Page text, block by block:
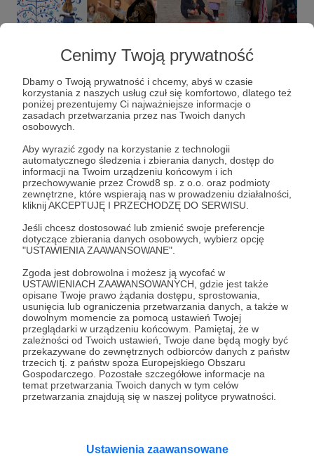
Cenimy Twoją prywatność
Dbamy o Twoją prywatność i chcemy, abyś w czasie
korzystania z naszych usług czuł się komfortowo, dlatego też
poniżej prezentujemy Ci najważniejsze informacje o
zasadach przetwarzania przez nas Twoich danych
osobowych.
Aby wyrazić zgody na korzystanie z technologii
automatycznego śledzenia i zbierania danych, dostęp do
informacji na Twoim urządzeniu końcowym i ich
przechowywanie przez Crowd8 sp. z o.o. oraz podmioty
zewnętrzne, które wspierają nas w prowadzeniu działalności,
kliknij AKCEPTUJĘ I PRZECHODZĘ DO SERWISU.
Jeśli chcesz dostosować lub zmienić swoje preferencje
dotyczące zbierania danych osobowych, wybierz opcję
"USTAWIENIA ZAAWANSOWANE".
Zgoda jest dobrowolna i możesz ją wycofać w
USTAWIENIACH ZAAWANSOWANYCH, gdzie jest także
opisane Twoje prawo żądania dostępu, sprostowania,
usunięcia lub ograniczenia przetwarzania danych, a także w
dowolnym momencie za pomocą ustawień Twojej
przeglądarki w urządzeniu końcowym. Pamiętaj, że w
zależności od Twoich ustawień, Twoje dane będą mogły być
przekazywane do zewnętrznych odbiorców danych z państw
trzecich tj. z państw spoza Europejskiego Obszaru
Gospodarczego. Pozostałe szczegółowe informacje na
temat przetwarzania Twoich danych w tym celów
przetwarzania znajdują się w naszej polityce prywatności.
Ustawienia zaawansowane
Moja działalność promująca Warmię została
zauważona równieżw mediach. Miałam
przyjemność wystąpić wPytaniu na Śniadanie,
gdzie opowiadałam o projekcie#ToJestWarmia
udzielić wywiadu dla "Gazety Olsztyńskiej" oraz
być gościem audycji "Bliższe Spotkania" w
Radiu Olsztyn. Moje filmy w mediach
społecznościowych zyskały ogromne
zainteresowanie, osiągającmiliony wyświetleń
Viralowa rolka, w której podkreślam, żeWarmia to
nie Mazury, zebrała1,4 mlnwyświetleń na
TikToku,1 mlnnaYouTubeoraz700 tysięcy
Instagramie . To dowód na to, żeWarmia
fascynuje coraz więcej osób!